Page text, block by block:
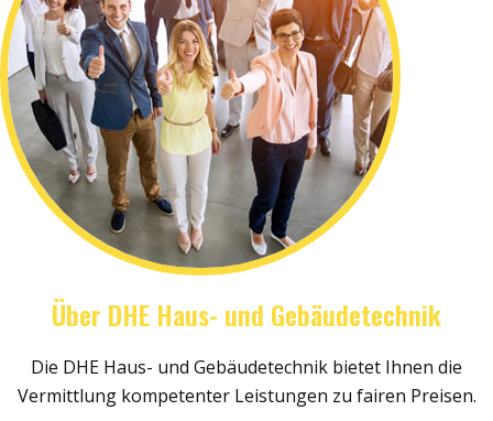
Über DHE Haus- und Gebäudetechnik
Die DHE Haus- und Gebäudetechnik bietet Ihnen die
Vermittlung kompetenter Leistungen zu fairen Preisen.